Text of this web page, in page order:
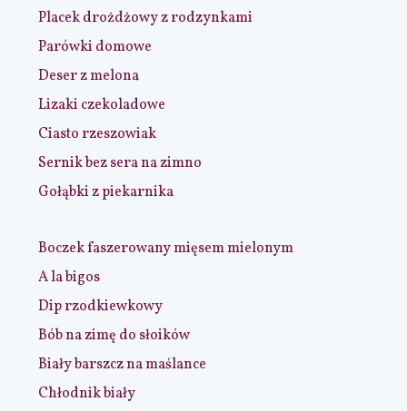
Placek drożdżowy z rodzynkami
Parówki domowe
Deser z melona
Lizaki czekoladowe
Ciasto rzeszowiak
Sernik bez sera na zimno
Gołąbki z piekarnika
Boczek faszerowany mięsem mielonym
A la bigos
Dip rzodkiewkowy
Bób na zimę do słoików
Biały barszcz na maślance
Chłodnik biały